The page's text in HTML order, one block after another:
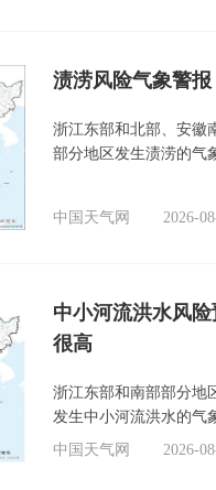
渍涝风险气象警
浙江东部和北部、安徽
部分地区发生渍涝的气
中国天气网 2026-
中小河流洪水风
很高
浙江东部和南部部分地
发生中小河流洪水的气
中国天气网
2026-